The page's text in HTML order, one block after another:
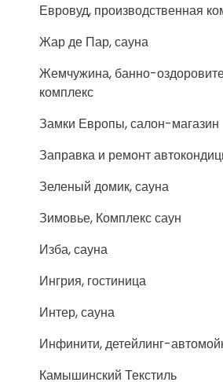
Евровуд, производственная
Жар де Пар, сауна
Жемчужина, банно-
комплекс
Замки Европы, салон-магазин
Заправка и ремонт
Зеленый домик, сауна
Зимовье, Комплекс саун
Изба, сауна
Ингрия, гостиница
Интер, сауна
Инфинити, детейлинг-
Камышинский Текстиль